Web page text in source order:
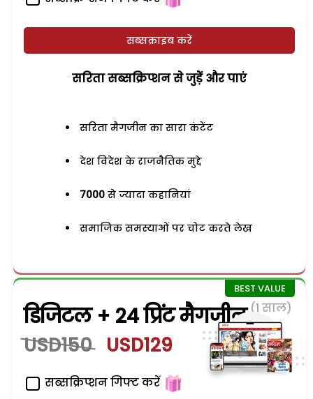
सब्सक्राइब करें
सरिता सब्सक्रिप्शन से जुड़ेें और पाएं
सरिता मैगजीन का सारा कंटेंट
देश विदेश के राजनैतिक मुद्दे
7000 से ज्यादा कहानियां
समाजिक समस्याओं पर चोट करते लेख
डिजिटल + 24 प्रिंट मैगजीन (1 साल)
USD150 USD129
सब्सक्रिप्शन गिफ्ट करें